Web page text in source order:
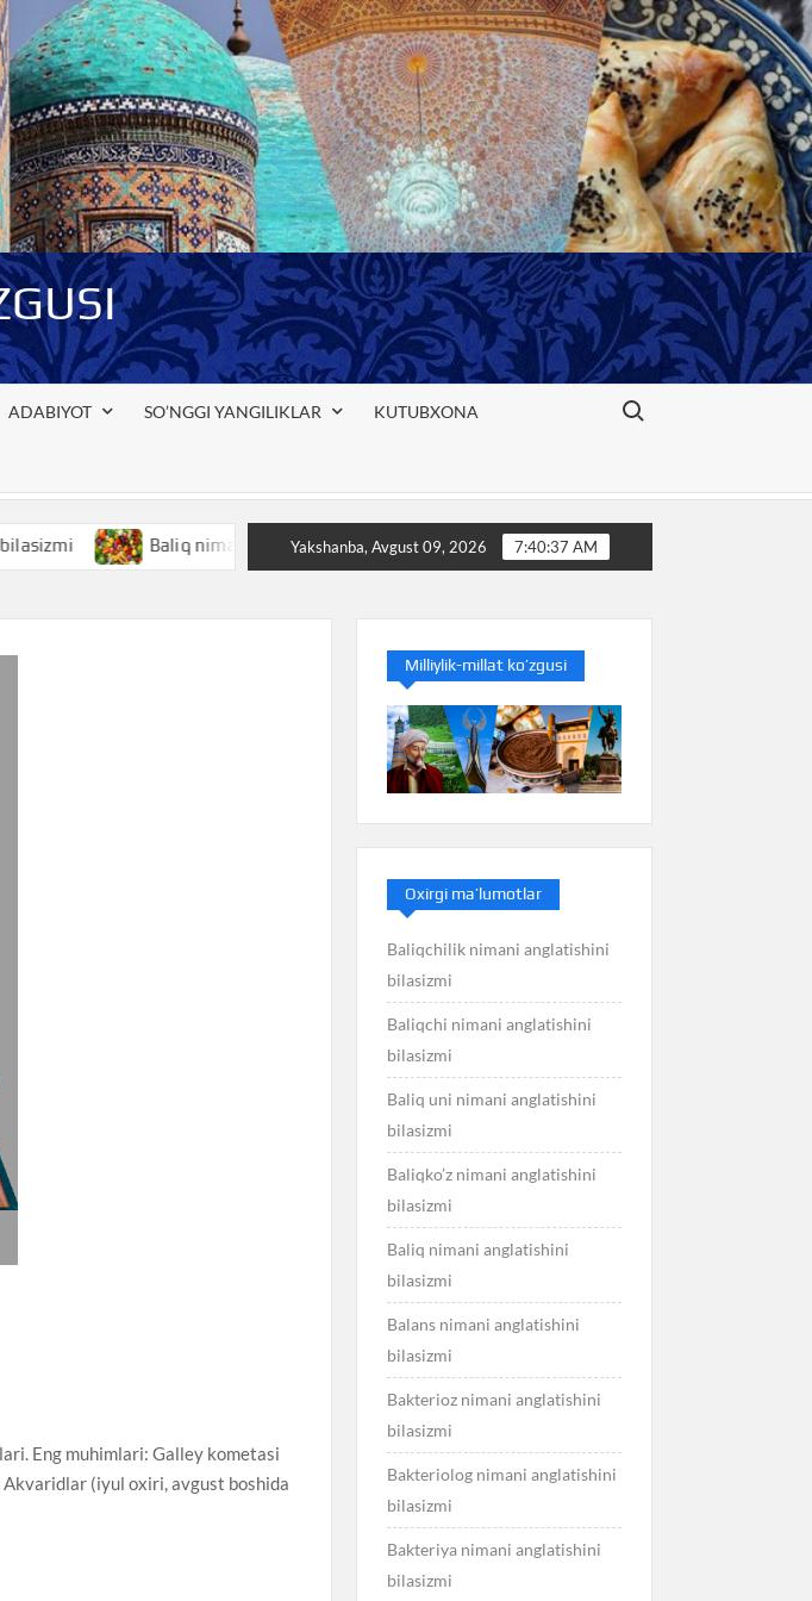
ADABIYOT SO’NGGI YANGILIKLAR KUTUBXONA
Search for:
Baliq nimani anglatishini bilasizmi Balans nimani anglatishini bilasizmi
Yakshanba, Avgust 09, 2026 7:40:37 AM
Eng muhimlari: Galley kometasi
Akvaridlar (iyul oxiri, avgust boshida
Milliylik-millat ko’zgusi
Oxirgi ma’lumotlar
Baliqchilik nimani anglatishini
bilasizmi
Baliqchi nimani anglatishini
bilasizmi
Baliq uni nimani anglatishini
bilasizmi
Baliqko’z nimani anglatishini
bilasizmi
Baliq nimani anglatishini
bilasizmi
Balans nimani anglatishini
bilasizmi
Bakterioz nimani anglatishini
bilasizmi
Bakteriolog nimani anglatishini
bilasizmi
Bakteriya nimani anglatishini
bilasizmi